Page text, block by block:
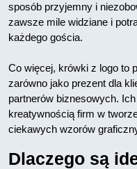
sposób przyjemny i
zawsze mile widziane i
każdego gościa.
Co więcej, krówki z logo to
zarówno jako prezent dla
partnerów biznesowych.
kreatywnością firm w
ciekawych wzorów
Dlaczego są